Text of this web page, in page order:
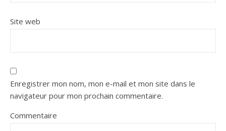
Site web
Enregistrer mon nom, mon e-mail et mon site dans le
navigateur pour mon prochain commentaire.
Commentaire